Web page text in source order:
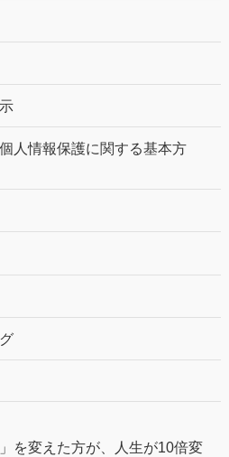
人情報保護に関する基本方
を変えた方が、人生が10倍変